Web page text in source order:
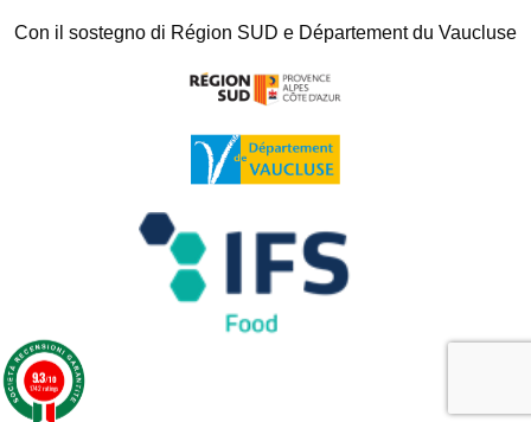
Con il sostegno di Région SUD e Département du Vaucluse
9.3/10
1742 ratings